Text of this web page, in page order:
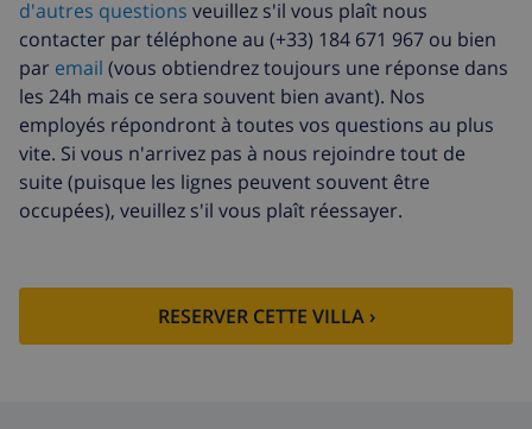
d'autres questions veuillez s'il vous plaît nous
contacter par téléphone au (+33) 184 671 967 ou bien
par email (vous obtiendrez toujours une réponse dans
les 24h mais ce sera souvent bien avant). Nos
employés répondront à toutes vos questions au plus
vite. Si vous n'arrivez pas à nous rejoindre tout de
suite (puisque les lignes peuvent souvent être
occupées), veuillez s'il vous plaît réessayer.
RESERVER CETTE VILLA ›